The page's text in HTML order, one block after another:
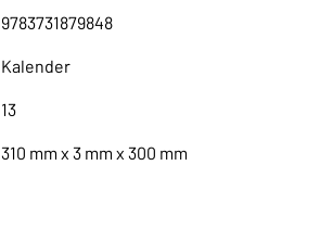
9783731879848
Kalender
13
310 mm x 3 mm x 300 mm